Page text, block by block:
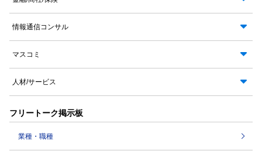
情報通信コンサル
マスコミ
人材/サービス
フリートーク掲示板
業種・職種